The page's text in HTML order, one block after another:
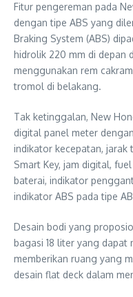
Fitur pengereman pada
dengan tipe ABS yang
Braking System (ABS)
hidrolik 220 mm di depan
menggunakan rem
tromol di belakang.
Tak ketinggalan, New
digital panel meter
indikator kecepatan, jarak
Smart Key, jam digital,
baterai, indikator
indikator ABS pada tipe
Desain bodi yang
bagasi 18 liter yang dapat
memberikan ruang yang
desain flat deck dalam